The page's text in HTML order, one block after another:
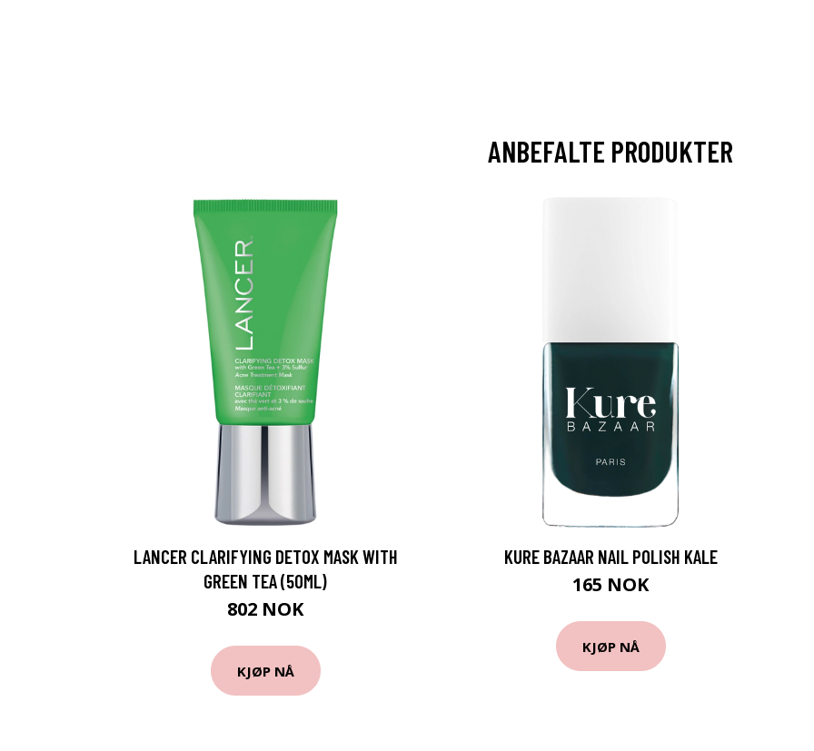
ANBEFALTE PRODUKTER
LANCER CLARIFYING DETOX MASK WITH
GREEN TEA (50ML)
802 NOK
KJØP NÅ
KURE BAZAAR NAIL POLISH KALE
165 NOK
KJØP NÅ